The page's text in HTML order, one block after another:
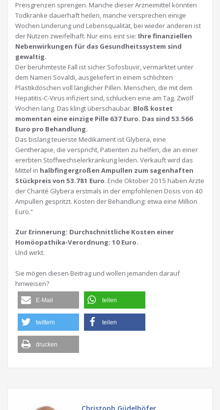
Preisgrenzen sprengen. Manche dieser Arzneimittel könnten
Todkranke dauerhaft heilen, manche versprechen einige
Wochen Linderung und Lebensqualität, bei wieder anderen ist
der Nutzen zweifelhaft. Nur eins eint sie: Ihre finanziellen
Nebenwirkungen für das Gesundheitssystem sind
gewaltig.
Der berühmteste Fall ist sicher Sofosbuvir, vermarktet unter
dem Namen Sovaldi, ausgeliefert in einem schlichten
Plastikdöschen voll länglicher Pillen. Menschen, die mit dem
Hepatitis-C-Virus infiziert sind, schlucken eine am Tag. Zwölf
Wochen lang. Das klingt überschaubar. Bloß kostet
momentan eine einzige Pille 637 Euro. Das sind 53.566
Euro pro Behandlung.
Das bislang teuerste Medikament ist Glybera, eine
Gentherapie, die verspricht, Patienten zu helfen, die an einer
ererbten Stoffwechselerkrankung leiden. Verkauft wird das
Mittel in halbfingergroßen Ampullen zum sagenhaften
Stückpreis von 53.781 Euro. Ende Oktober 2015 haben Ärzte
der Charité Glybera erstmals in der empfohlenen Dosis von 40
Ampullen gespritzt. Kosten der Behandlung: etwa eine Million
Euro.“
Zur Erinnerung: Durchschnittliche Kosten einer
Homöopathika-Verordnung: 10 Euro.
Und wirkt.
Sie mögen diesen Beitrag und wollen jemanden darauf
hinweisen?
E-Mail teilen
twittern teilen
drucken